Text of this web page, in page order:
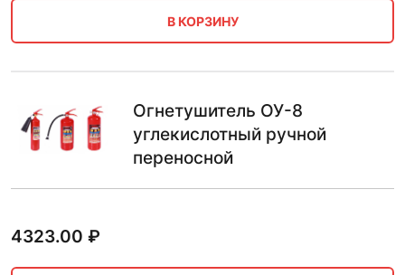
В КОРЗИНУ
Огнетушитель ОУ-8
углекислотный ручной
переносной
4323.00 ₽